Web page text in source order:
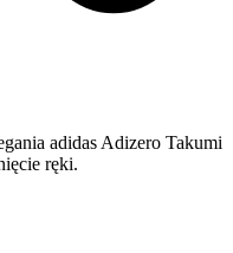
adidas Adizero Takumi
ręki.